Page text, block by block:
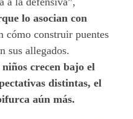
lo asocian con
cómo construir puentes
sus allegados.
crecen bajo el
distintas, el
aún más.